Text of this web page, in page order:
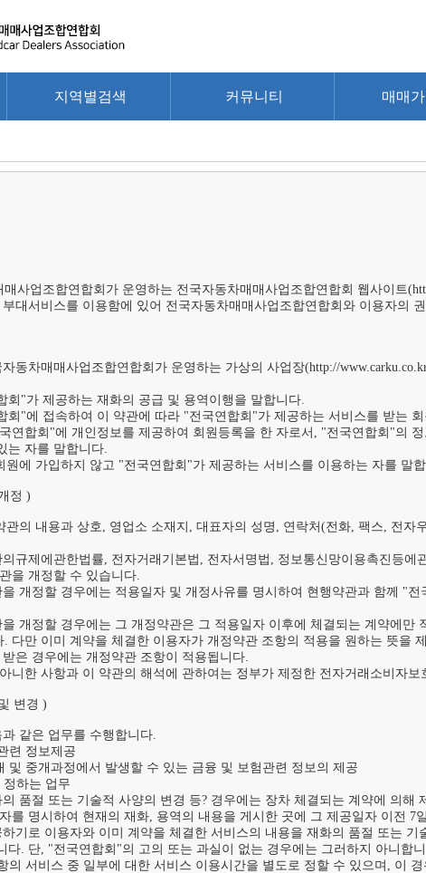
지역별검색 커뮤니티 매매
사업조합연합회가 운영하는 전국자동차매매사업조합연합회 웹사이트
대서비스를 이용함에 있어 전국자동차매매사업조합연합회와 이용자의
동차매매사업조합연합회가 운영하는 가상의 사업장(http://
"가 제공하는 재화의 공급 및 용역이행을 말합니다.
"에 접속하여 이 약관에 따라 "전국연합회"가 제공하는 서비스를 받는
합회"에 개인정보를 제공하여 회원등록을 한 자로서, "전국연합회"의
는 자를 말합니다.
에 가입하지 않고 "전국연합회"가 제공하는 서비스를 이용하는 자를 말
정 )
의 내용과 상호, 영업소 소재지, 대표자의 성명, 연락처(전화, 팩스, 전자
규제에관한법률, 전자거래기본법, 전자서명법, 정보통신망이용촉진등에
을 개정할 수 있습니다.
개정할 경우에는 적용일자 및 개정사유를 명시하여 현행약관과 함께 "
개정할 경우에는 그 개정약관은 그 적용일자 이후에 체결되는 계약에만
다만 이미 계약을 체결한 이용자가 개정약관 조항의 적용을 원하는 뜻을
은 경우에는 개정약관 조항이 적용됩니다.
니한 사항과 이 약관의 해석에 관하여는 정부가 제정한 전자거래소비자
변경 )
같은 업무를 수행합니다.
련 정보제공
및 중개과정에서 발생할 수 있는 금융 및 보험관련 정보의 제공
하는 업무
품절 또는 기술적 사양의 변경 등? 경우에는 장차 체결되는 계약에 의해
를 명시하여 현재의 재화, 용역의 내용을 게시한 곳에 그 제공일자 이전 7
기로 이용자와 이미 계약을 체결한 서비스의 내용을 재화의 품절 또는
다. 단, "전국연합회"의 고의 또는 과실이 없는 경우에는 그러하지 아니합
서비스 중 일부에 대한 서비스 이용시간을 별도로 정할 수 있으며, 이